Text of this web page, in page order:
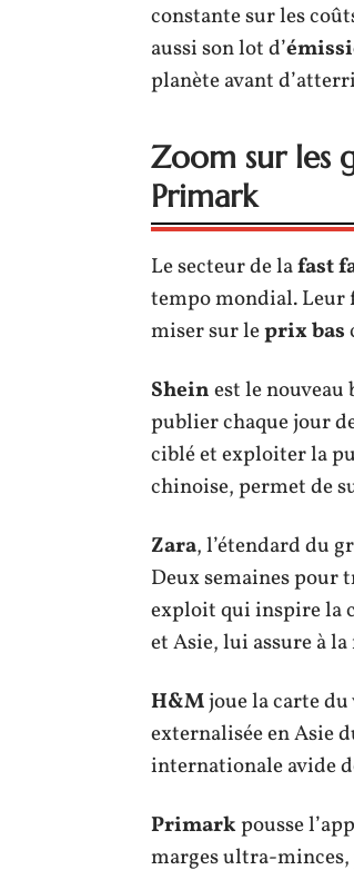
constante sur les
aussi son lot d’
planète avant
Zoom sur les
Primark
Le secteur de lafast
tempo mondial. Leur
miser sur leprix bas
Sheinest le nouveau
publier chaque jour
ciblé et exploiter la
chinoise, permet de
Zara, l’étendard du
Deux semaines pour
exploit qui inspire la
et Asie, lui assure à
H&Mjoue la carte
externalisée en Asie
internationale avide
Primarkpousse
marges ultra-minces,